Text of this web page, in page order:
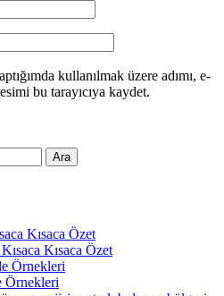
kullanılmak üzere adımı, e-
bu tarayıcıya kaydet.
Kısaca Özet
Kısaca Özet
Örnekleri
Örnekleri